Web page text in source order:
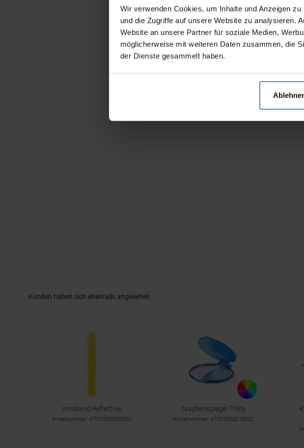
Wir verwenden Cookies, um Inhalte und Anzeigen
und die Zugriffe auf unsere Website zu analysieren.
Website an unsere Partner für soziale Medien,
möglicherweise mit weiteren Daten zusammen, die
der Dienste gesammelt haben.
Kunden haben sich ebenfalls angesehen
Armband Reflective
Artikelnummer: KTO19550005000
Taschenspiegel Thiny
Artikelnummer: KTO13052019000